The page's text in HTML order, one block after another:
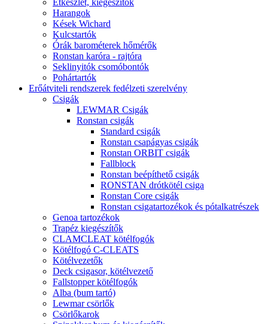
Harangok
Kések Wichard
Kulcstartók
Órák barométerek hőmérők
Ronstan karóra - rajtóra
Seklinyitók csomóbontók
Pohártartók
Erőátviteli rendszerek fedélzeti szerelvény
Csigák
LEWMAR Csigák
Ronstan csigák
Standard csigák
Ronstan csapágyas csigák
Ronstan ORBIT csigák
Fallblock
Ronstan beépíthető csigák
RONSTAN drótkötél csiga
Ronstan Core csigák
Ronstan csigatartozékok és pótalkatrészek
Genoa tartozékok
Trapéz kiegészítők
CLAMCLEAT kötélfogók
Kötélfogó C-CLEATS
Kötélvezetők
Deck csigasor, kötélvezető
Fallstopper kötélfogók
Alba (bum tartó)
Lewmar csörlők
Csörlőkarok